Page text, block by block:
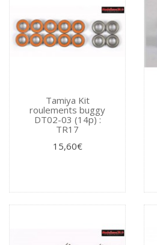
Tamiya Kit
roulements buggy
DT02-03 (14p) :
TR17
15,60€